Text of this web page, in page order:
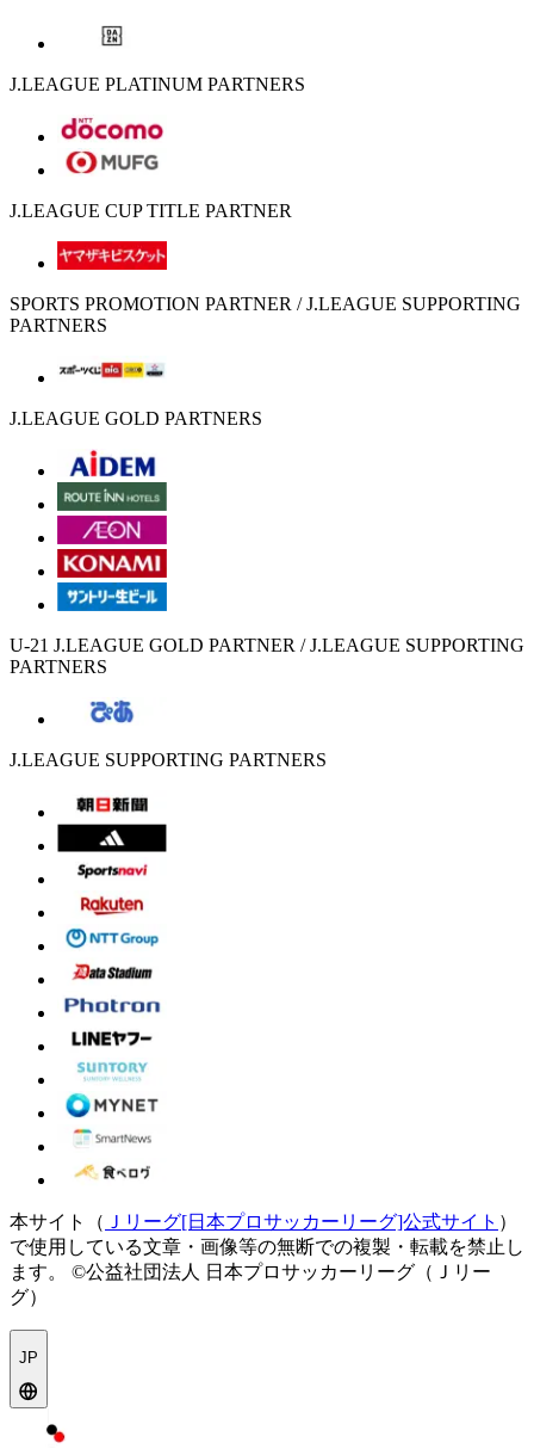
J.LEAGUE PLATINUM PARTNERS
J.LEAGUE CUP TITLE PARTNER
SPORTS PROMOTION PARTNER / J.LEAGUE SUPPORTING
PARTNERS
J.LEAGUE GOLD PARTNERS
U-21 J.LEAGUE GOLD PARTNER / J.LEAGUE SUPPORTING
PARTNERS
J.LEAGUE SUPPORTING PARTNERS
本サイト（ Ｊリーグ[日本プロサッカーリーグ]公式サイト ）
で使用している文章・画像等の無断での複製・転載を禁止し
ます。
©公益社団法人 日本プロサッカーリーグ（Ｊリー
グ）
JP